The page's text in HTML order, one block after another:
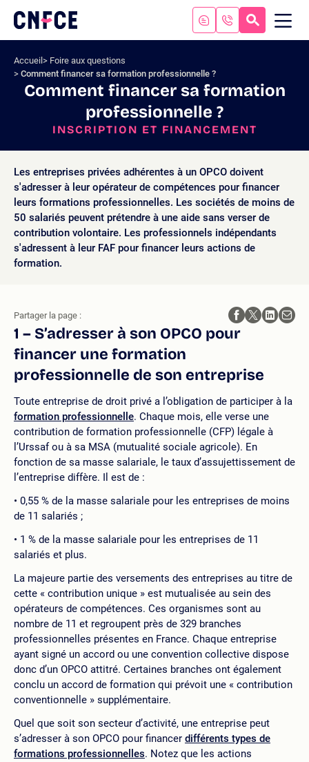
contenu
Logo
site
Accueil
Foire aux questions
Comment financer sa formation professionnelle ?
Comment financer sa formation
professionnelle ?
INSCRIPTION ET FINANCEMENT
Les entreprises privées adhérentes à un OPCO doivent
s'adresser à leur opérateur de compétences pour financer
leurs formations professionnelles. Les sociétés de moins de
50 salariés peuvent prétendre à une aide sans verser de
contribution volontaire. Les professionnels indépendants
s'adressent à leur FAF pour financer leurs actions de
formation.
1 – S’adresser à son OPCO pour
financer une formation
professionnelle de son entreprise
Toute entreprise de droit privé a l’obligation de participer à la
formation professionnelle. Chaque mois, elle verse une
contribution de formation professionnelle (CFP) légale à
l’Urssaf ou à sa MSA (mutualité sociale agricole). En
fonction de sa masse salariale, le taux d’assujettissement de
l’entreprise diffère. Il est de :
0,55 % de la masse salariale pour les entreprises de moins
de 11 salariés ;
1 % de la masse salariale pour les entreprises de 11
salariés et plus.
La majeure partie des versements des entreprises au titre de
cette « contribution unique » est mutualisée au sein des
opérateurs de compétences. Ces organismes sont au
nombre de 11 et regroupent près de 329 branches
professionnelles présentes en France. Chaque entreprise
ayant signé un accord ou une convention collective dispose
donc d’un OPCO attitré. Certaines branches ont également
conclu un accord de formation qui prévoit une « contribution
conventionnelle » supplémentaire.
Quel que soit son secteur d’activité, une entreprise peut
s’adresser à son OPCO pour financer différents types de
formations professionnelles. Notez que les actions
Partager la page :